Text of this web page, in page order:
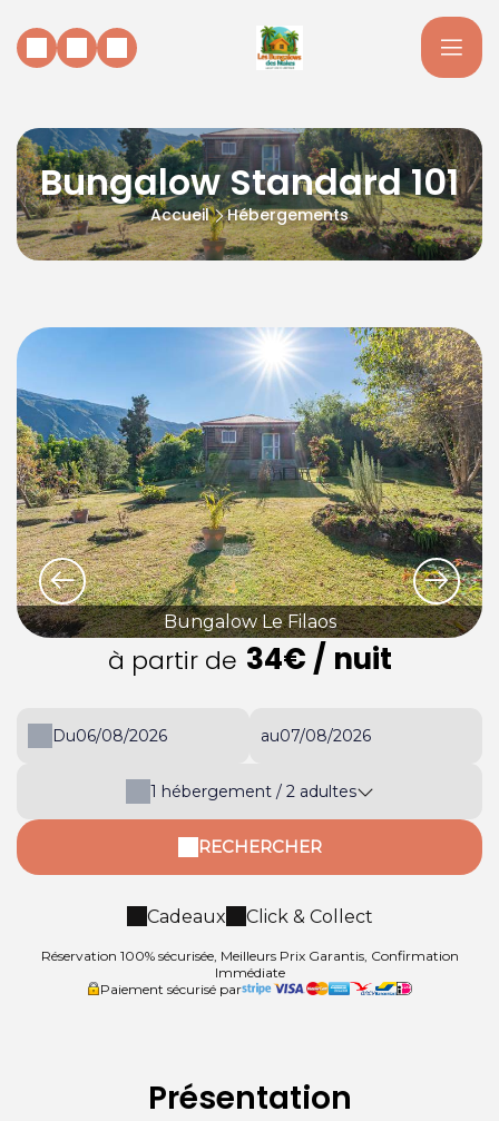
Bungalow Standard 101
Accueil Hébergements
Bungalow Le Filaos
à partir de 34€ / nuit
Du au
1 hébergement / 2 adultes
RECHERCHER
Cadeaux Click & Collect
Réservation 100% sécurisée, Meilleurs Prix Garantis, Confirmation
Immédiate
Paiement sécurisé par
Présentation